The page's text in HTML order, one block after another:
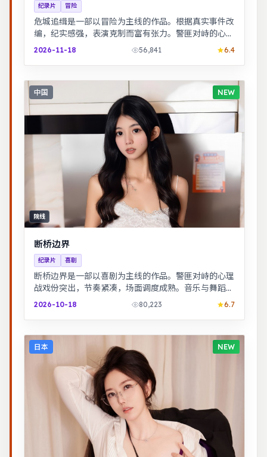
纪录片 冒险
危城追缉是一部以冒险为主线的作品。根据真实事件改
编，纪实感强，表演克制而富有张力。警匪对峙的心理
战戏份突出，节奏紧凑，场面调度成熟。
2026-11-18 56,841 6.4
中国 NEW
院线
断桥边界
纪录片 喜剧
断桥边界是一部以喜剧为主线的作品。警匪对峙的心理
战戏份突出，节奏紧凑，场面调度成熟。音乐与舞蹈推
动剧情，舞台感强，视听体验突出。
2026-10-18 80,223 6.7
日本 NEW